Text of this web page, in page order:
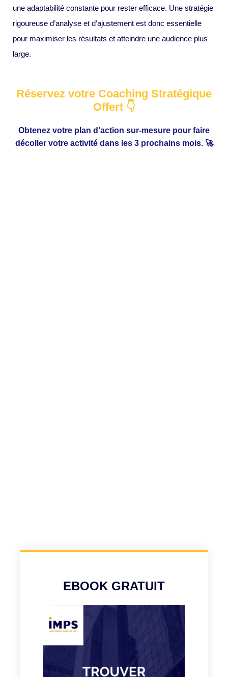
une adaptabilité constante pour rester efficace. Une stratégie
rigoureuse d’analyse et d’ajustement est donc essentielle
pour maximiser les résultats et atteindre une audience plus
large.
Réservez votre Coaching Stratégique
Offert 👇
Obtenez votre plan d’action sur-mesure pour faire
décoller votre activité dans les 3 prochains mois. 🚀
EBOOK GRATUIT